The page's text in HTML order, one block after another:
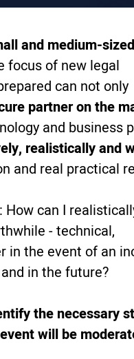
and medium-sized
focus of new legal
can not only
partner on the
and business
realistically and
and real practical
can I
- technical,
in the event of an
in the future?
the necessary
will be